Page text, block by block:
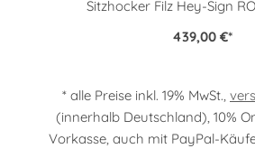
Sitzhocker Filz Hey-Sign
439,00 €*
* alle Preise inkl. 19% MwSt.,
(innerhalb Deutschland), 10%
Vorkasse, auch mit PayPal-